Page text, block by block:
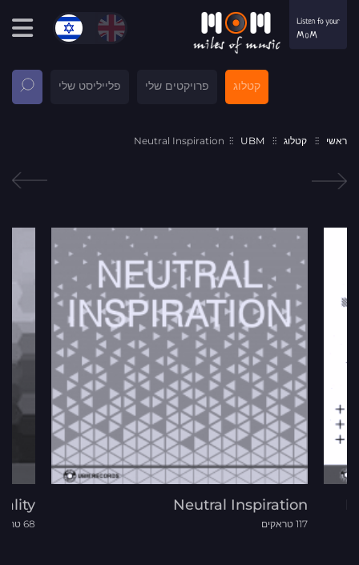
קטלוג פרויקטים שלי פלייליסט שלי
ראשי קטלוג UBM
Neutral Inspiration
Neutral Inspiration
117 טראקים 68 טראקים